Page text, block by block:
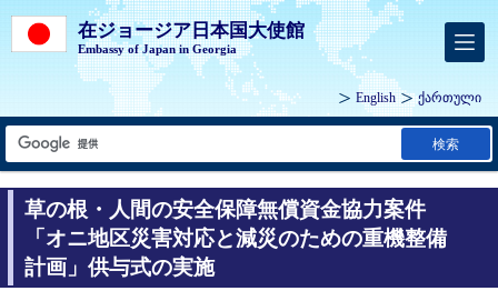
在ジョージア日本国大使館
Embassy of Japan in Georgia
English ქართული
検索
草の根・人間の安全保障無償資金協力案件
「オニ地区災害対応と減災のための重機整備
計画」供与式の実施